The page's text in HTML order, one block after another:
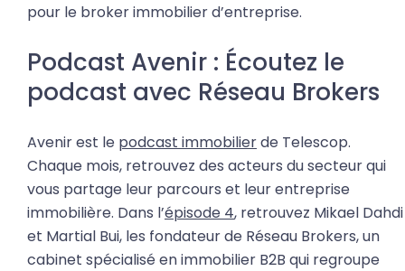
pour le broker immobilier d’entreprise.
Podcast Avenir : Écoutez le
podcast avec Réseau Brokers
Avenir est le podcast immobilierde Telescop.
Chaque mois, retrouvez des acteurs du secteur qui
vous partage leur parcours et leur entreprise
immobilière. Dans l’épisode 4, retrouvez Mikael Dahdi
et Martial Bui, les fondateur de Réseau Brokers, un
cabinet spécialisé en immobilier B2B qui regroupe